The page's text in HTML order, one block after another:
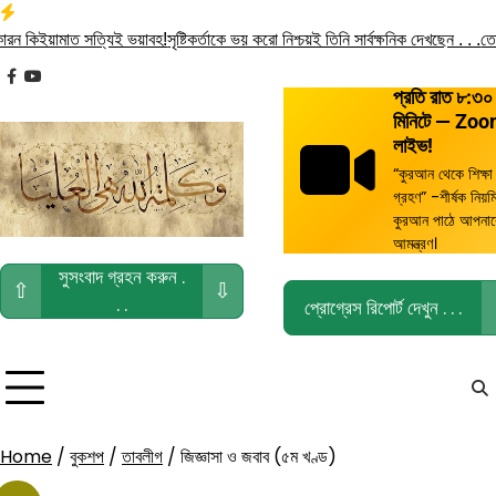
Skip
to
content
সত্যিই ভয়াবহ!সৃষ্টিকর্তাকে ভয় করো নিশ্চয়ই তিনি সার্বক্ষনিক দেখছেন . . .তোমরা
facebook
youtube
⇧
সুসংবাদ গ্রহন করুন .
. .
⇩
প্রতি রাত ৮:৩০
মিনিটে —
লাইভ!
“কুরআন থেকে শিক্ষা
গ্রহণ” -শীর্ষক
কুরআন পাঠে
আমন্ত্রণ।
প্রোগ্রেস রিপোর্ট দেখুন . . .
Home / বুকশপ /তাবলীগ / জিজ্ঞাসা ও জবাব (৫ম খণ্ড)